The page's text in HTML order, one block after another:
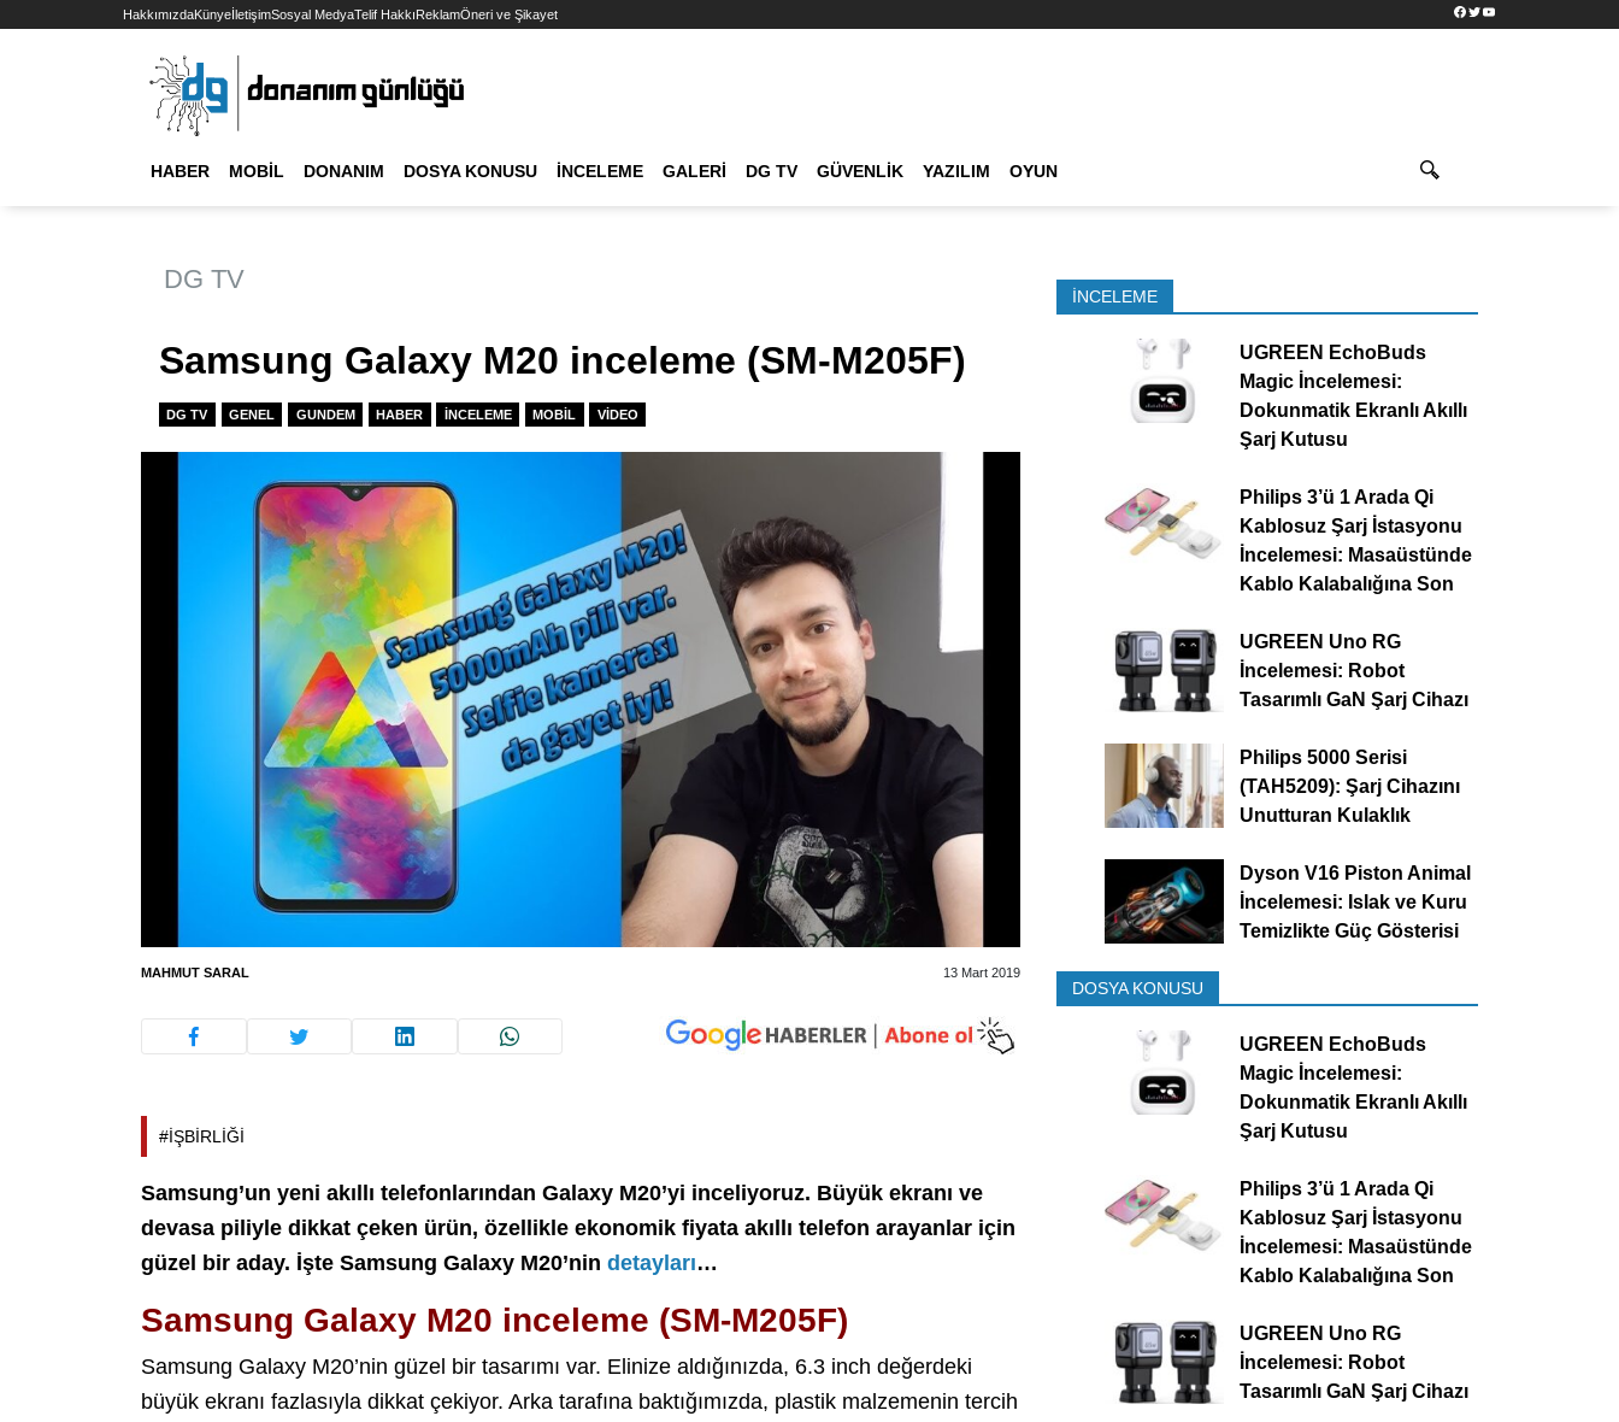
HakkımızdaKünyeİletişimSosyal MedyaTelif HakkıReklamÖneri ve Şikayet Facebook
TwitterYouTube
HABER MOBIL DONANIM DOSYA KONUSU İNCELEME GALERI DG TV GÜVENLIK YAZILIM OYUN
DG TV
Samsung Galaxy M20 inceleme (SM-M205F)
DG TV GENEL GUNDEM HABER İNCELEME MOBIL VIDEO
MAHMUT SARAL 13 Mart 2019
#İŞBİRLİĞİ
Samsung’un yeni akıllı telefonlarından Galaxy M20’yi inceliyoruz. Büyük ekranı ve
devasa piliyle dikkat çeken ürün, özellikle ekonomik fiyata akıllı telefon arayanlar için
güzel bir aday. İşte Samsung Galaxy M20’nin detayları…
Samsung Galaxy M20 inceleme (SM-M205F)
Samsung Galaxy M20’nin güzel bir tasarımı var. Elinize aldığınızda, 6.3 inch değerdeki
büyük ekranı fazlasıyla dikkat çekiyor. Arka tarafına baktığımızda, plastik malzemenin tercih
İNCELEME
UGREEN EchoBuds
Magic İncelemesi:
Dokunmatik Ekranlı Akıllı
Şarj Kutusu
Philips 3’ü 1 Arada Qi
Kablosuz Şarj İstasyonu
İncelemesi: Masaüstünde
Kablo Kalabalığına Son
UGREEN Uno RG
İncelemesi: Robot
Tasarımlı GaN Şarj Cihazı
Philips 5000 Serisi
(TAH5209): Şarj Cihazını
Unutturan Kulaklık
Dyson V16 Piston Animal
İncelemesi: Islak ve Kuru
Temizlikte Güç Gösterisi
DOSYA KONUSU
UGREEN EchoBuds
Magic İncelemesi:
Dokunmatik Ekranlı Akıllı
Şarj Kutusu
Philips 3’ü 1 Arada Qi
Kablosuz Şarj İstasyonu
İncelemesi: Masaüstünde
Kablo Kalabalığına Son
UGREEN Uno RG
İncelemesi: Robot
Tasarımlı GaN Şarj Cihazı